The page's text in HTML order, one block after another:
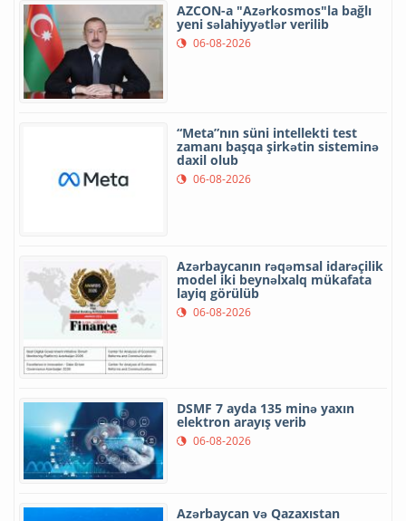
AZCON-a "Azərkosmos"la bağlı
yeni səlahiyyətlər verilib
06-08-2026
“Meta”nın süni intellekti test
zamanı başqa şirkətin sisteminə
daxil olub
06-08-2026
Azərbaycanın rəqəmsal idarəçilik
model iki beynəlxalq mükafata
layiq görülüb
06-08-2026
DSMF 7 ayda 135 minə yaxın
elektron arayış verib
06-08-2026
Azərbaycan və Qazaxıstan